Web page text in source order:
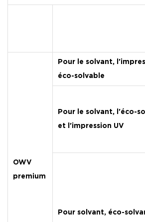
OWV
premium
Pour le solvant,
éco-solvable
Pour le solvant, l'éco-
et l'impression UV
Pour solvant, éco-